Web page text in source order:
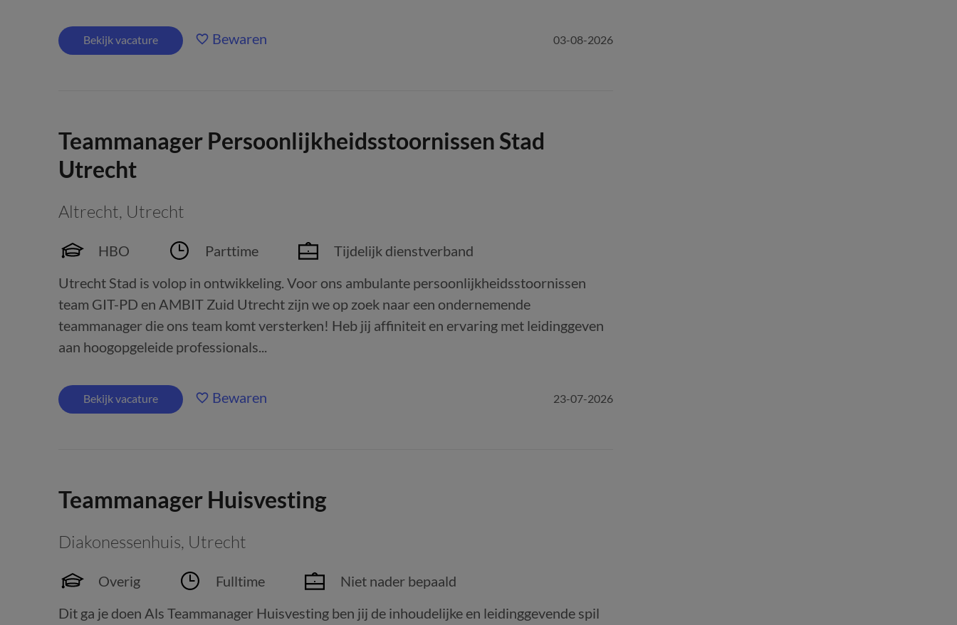
Bekijk vacature Bewaren 03-08-2026
Teammanager Persoonlijkheidsstoornissen Stad
Utrecht
Altrecht, Utrecht
HBO Parttime
Tijdelijk dienstverband
Utrecht Stad is volop in ontwikkeling. Voor ons ambulante persoonlijkheidsstoornissen
team GIT-PD en AMBIT Zuid Utrecht zijn we op zoek naar een ondernemende
teammanager die ons team komt versterken! Heb jij affiniteit en ervaring met leidinggeven
aan hoogopgeleide professionals...
Bekijk vacature Bewaren 23-07-2026
Teammanager Huisvesting
Diakonessenhuis, Utrecht
Overig Fulltime
Niet nader bepaald
Dit ga je doen Als Teammanager Huisvesting ben jij de inhoudelijke en leidinggevende spil